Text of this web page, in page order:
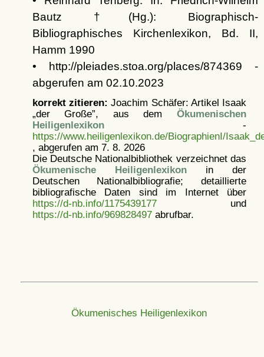
Bautz †(Hg.): Biographisch-
Bibliographisches Kirchenlexikon, Bd. II,
Hamm 1990
• http://pleiades.stoa.org/places/874369 -
abgerufen am 02.10.2023
korrekt zitieren: Joachim Schäfer: Artikel Isaak
„der Große”, aus dem Ökumenischen
Heiligenlexikon-
https://www.heiligenlexikon.de/BiographienI/
, abgerufen am 7. 8. 2026
Die Deutsche Nationalbibliothek verzeichnet das
Ökumenische Heiligenlexikonin der
Deutschen Nationalbibliografie; detaillierte
bibliografische Daten sind im Internet über
https://d-nb.info/1175439177und
https://d-nb.info/969828497abrufbar.
Ökumenisches Heiligenlexikon